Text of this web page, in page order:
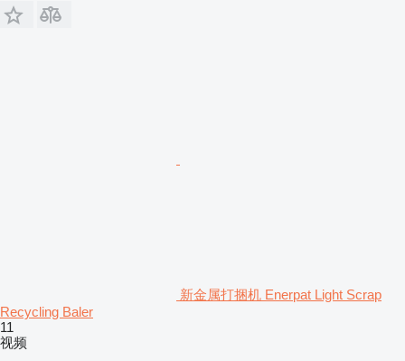
新金属打捆机 Enerpat Light Scrap
Recycling Baler
11
视频